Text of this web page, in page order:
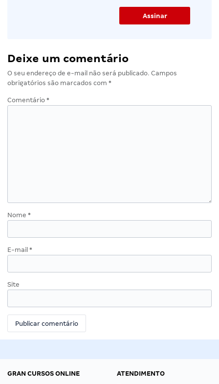
Deixe um comentário
O seu endereço de e-mail não será publicado. Campos
obrigatórios são marcados com *
Comentário *
Nome *
E-mail *
Site
GRAN CURSOS ONLINE
ATENDIMENTO